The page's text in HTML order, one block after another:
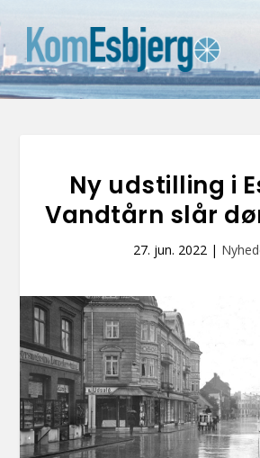
Ny udstilling i
Vandtårn slår
27. jun. 2022|